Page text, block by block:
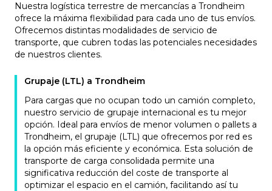
Nuestra logística terrestre de mercancías a Trondheim
ofrece la máxima flexibilidad para cada uno de tus envíos.
Ofrecemos distintas modalidades de servicio de
transporte, que cubren todas las potenciales necesidades
de nuestros clientes.
Grupaje (LTL) a Trondheim
Para cargas que no ocupan todo un camión completo,
nuestro servicio de grupaje internacional es tu mejor
opción. Ideal para envíos de menor volumen o pallets a
Trondheim, el grupaje (LTL) que ofrecemos por red es
la opción más eficiente y económica. Esta solución de
transporte de carga consolidada permite una
significativa reducción del coste de transporte al
optimizar el espacio en el camión, facilitando así tu